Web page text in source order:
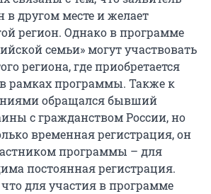
в другом месте и желает
регион. Однако в программе
семьи» могут участвовать
региона, где приобретается
рамках программы. Также к
обращался бывший
с гражданством России, но
временная регистрация, он
программы – для
постоянная регистрация.
для участия в программе